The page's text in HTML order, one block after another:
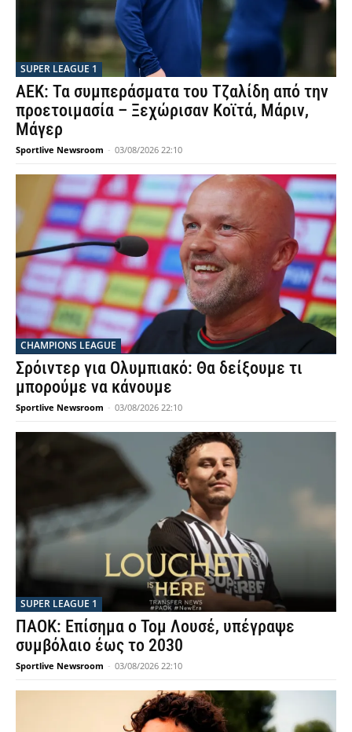
SUPER LEAGUE 1
ΑΕΚ: Τα συμπεράσματα του Τζαλίδη από την
προετοιμασία – Ξεχώρισαν Κοϊτά, Μάριν,
Μάγερ
Sportlive Newsroom - 03/08/2026 22:10
CHAMPIONS LEAGUE
Σρόιντερ για Ολυμπιακό: Θα δείξουμε τι
μπορούμε να κάνουμε
Sportlive Newsroom - 03/08/2026 22:10
SUPER LEAGUE 1
ΠΑΟΚ: Επίσημα ο Τομ Λουσέ, υπέγραψε
συμβόλαιο έως το 2030
Sportlive Newsroom - 03/08/2026 22:10